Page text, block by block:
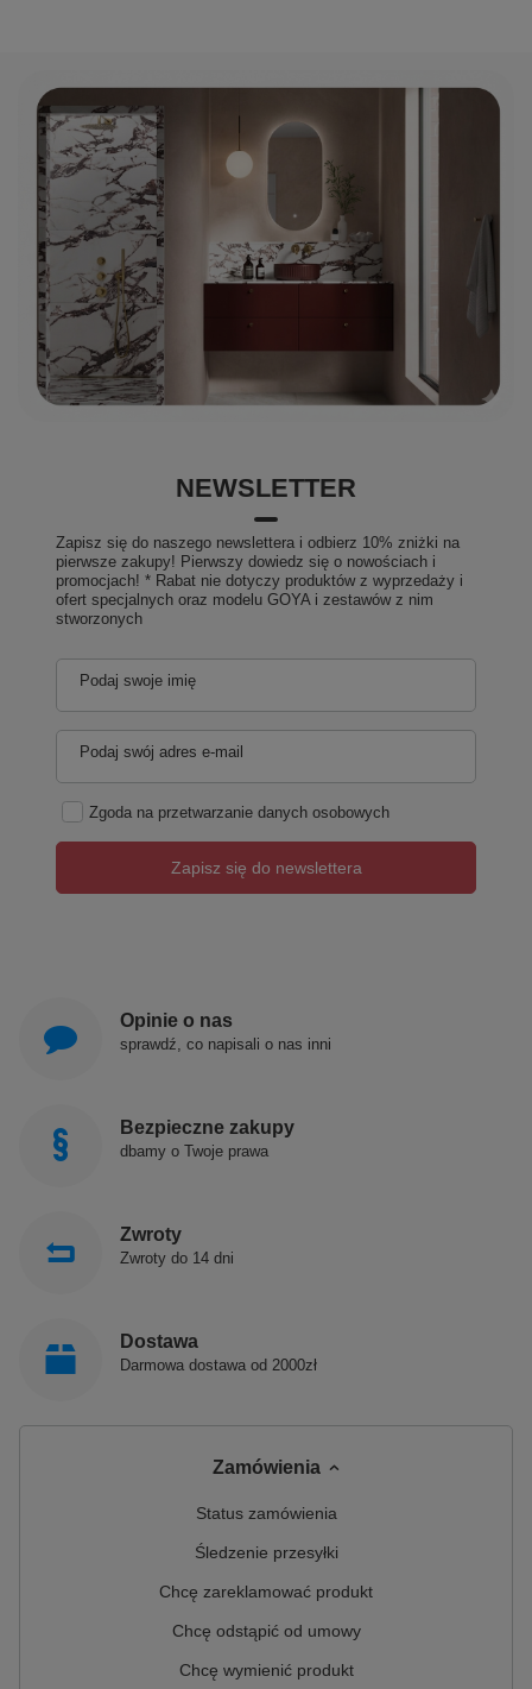
NEWSLETTER
Zapisz się do naszego newslettera i odbierz 10% zniżki na
pierwsze zakupy! Pierwszy dowiedz się o nowościach i
promocjach! * Rabat nie dotyczy produktów z wyprzedaży i
ofert specjalnych oraz modelu GOYA i zestawów z nim
stworzonych
Podaj swoje imię
Podaj swój adres e-mail
Zgoda na przetwarzanie danych osobowych
Zapisz się do newslettera
Opinie o nas
sprawdź, co napisali o nas inni
Bezpieczne zakupy
dbamy o Twoje prawa
Zwroty
Zwroty do 14 dni
Dostawa
Darmowa dostawa od 2000zł
Zamówienia
Status zamówienia
Śledzenie przesyłki
Chcę zareklamować produkt
Chcę odstąpić od umowy
Chcę wymienić produkt